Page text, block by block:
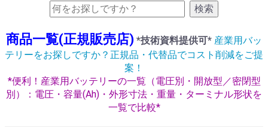
検索
商品一覧(正規販売店) *技術資料提供可* 産業用バッ
テリーをお探しですか？正規品・代替品でコスト削減をご提
案！
*便利！産業用バッテリーの一覧（電圧別・開放型／密閉型
別）：電圧・容量(Ah)・外形寸法・重量・ターミナル形状を
一覧で比較*